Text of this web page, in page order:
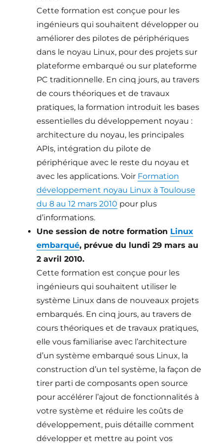
Cette formation est conçue pour les
ingénieurs qui souhaitent développer ou
améliorer des pilotes de périphériques
dans le noyau Linux, pour des projets sur
plateforme embarqué ou sur plateforme
PC traditionnelle. En cinq jours, au travers
de cours théoriques et de travaux
pratiques, la formation introduit les bases
essentielles du développement noyau :
architecture du noyau, les principales
APIs, intégration du pilote de
périphérique avec le reste du noyau et
avec les applications. Voir Formation
développement noyau Linux à Toulouse
du 8 au 12 mars 2010 pour plus
d’informations.
Une session de notre formation Linux
embarqué, prévue du lundi 29 mars au
2 avril 2010.
Cette formation est conçue pour les
ingénieurs qui souhaitent utiliser le
système Linux dans de nouveaux projets
embarqués. En cinq jours, au travers de
cours théoriques et de travaux pratiques,
elle vous familiarise avec l’architecture
d’un système embarqué sous Linux, la
construction d’un tel système, la façon de
tirer parti de composants open­ source
pour accélérer l’ajout de fonctionnalités à
votre système et réduire les coûts de
développement, puis détaille comment
développer et mettre au point vos